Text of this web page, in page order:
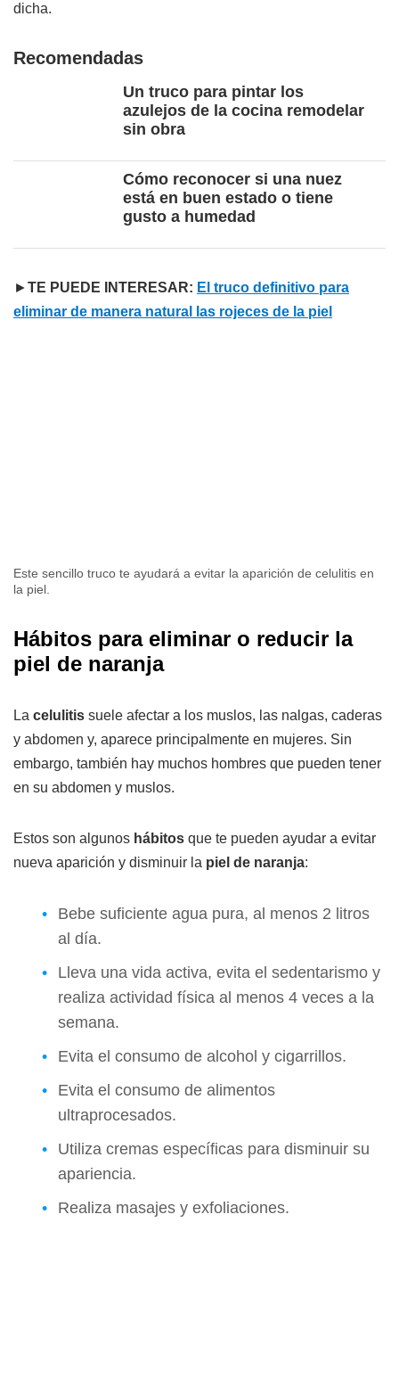
dicha.
Recomendadas
Un truco para pintar los
azulejos de la cocina remodelar
sin obra
Cómo reconocer si una nuez
está en buen estado o tiene
gusto a humedad
►TE PUEDE INTERESAR: El truco definitivo para
eliminar de manera natural las rojeces de la piel
Este sencillo truco te ayudará a evitar la aparición de celulitis en
la piel.
Hábitos para eliminar o reducir la
piel de naranja
La celulitis suele afectar a los muslos, las nalgas, caderas
y abdomen y, aparece principalmente en mujeres. Sin
embargo, también hay muchos hombres que pueden tener
en su abdomen y muslos.
Estos son algunos hábitos que te pueden ayudar a evitar
nueva aparición y disminuir la piel de naranja:
Bebe suficiente agua pura, al menos 2 litros
al día.
Lleva una vida activa, evita el sedentarismo y
realiza actividad física al menos 4 veces a la
semana.
Evita el consumo de alcohol y cigarrillos.
Evita el consumo de alimentos
ultraprocesados.
Utiliza cremas específicas para disminuir su
apariencia.
Realiza masajes y exfoliaciones.